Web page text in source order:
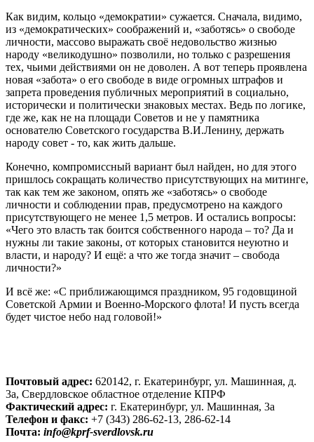
Как видим, кольцо «демократии» сужается. Сначала, видимо,
из «демократических» соображений и, «заботясь» о свободе
личности, массово выражать своё недовольство жизнью
народу «великодушно» позволили, но только с разрешения
тех, чьими действиями он не доволен. А вот теперь проявлена
новая «забота» о его свободе в виде огромных штрафов и
запрета проведения публичных мероприятий в социально,
исторически и политически знаковых местах. Ведь по логике,
где же, как не на площади Советов и не у памятника
основателю Советского государства В.И.Ленину, держать
народу совет - то, как жить дальше.
Конечно, компромиссный вариант был найден, но для этого
пришлось сокращать количество присутствующих на митинге,
так как тем же законом, опять же «заботясь» о свободе
личности и соблюдении прав, предусмотрено на каждого
присутствующего не менее 1,5 метров. И остались вопросы:
«Чего это власть так боится собственного народа – то? Да и
нужны ли такие законы, от которых становится неуютно и
власти, и народу? И ещё: а что же тогда значит – свобода
личности?»
И всё же: «С приближающимся праздником, 95 годовщиной
Советской Армии и Военно-Морского флота! И пусть всегда
будет чистое небо над головой!»
Почтовый адрес: 620142, г. Екатеринбург, ул. Машинная, д.
3а, Свердловское областное отделение КПРФ
Фактический адрес: г. Екатеринбург, ул. Машинная, 3а
Телефон и факс: +7 (343) 286-62-13, 286-62-14
Почта: info@kprf-sverdlovsk.ru